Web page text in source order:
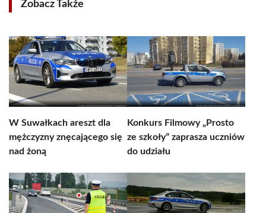
Zobacz Także
W Suwałkach areszt dla
mężczyzny znęcającego się
nad żoną
Konkurs Filmowy „Prosto
ze szkoły” zaprasza uczniów
do udziału